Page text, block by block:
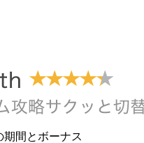
期間とボーナス